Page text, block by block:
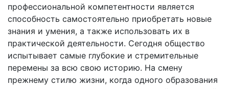
профессиональной компетентности является
способность самостоятельно приобретать новые
знания и умения, а также использовать их в
практической деятельности. Сегодня общество
испытывает самые глубокие и стремительные
перемены за всю свою историю. На смену
прежнему стилю жизни, когда одного образования